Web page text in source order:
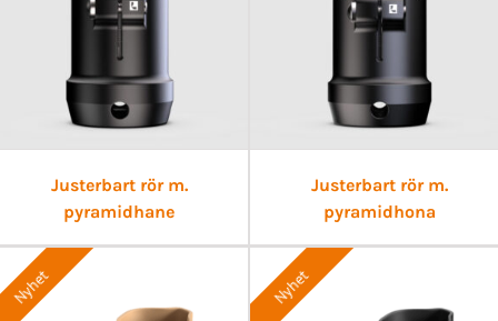
Justerbart rör m.
pyramidhane
Justerbart rör m.
pyramidhona
Nyhet Nyhet